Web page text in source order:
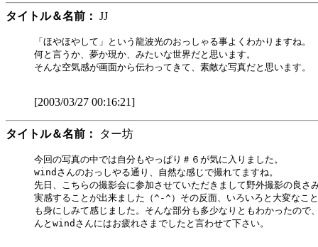
タイトル＆名前： JJ
「ほやほやして」という龍波光のおっしゃる事よくわかりますね。
何と言うか、夢か現か、みたいな世界だと思います。
そんな空気感が画面から伝わってきて、素敵な写真だと思います。
[2003/03/27 00:16:21]
タイトル＆名前： ター坊
今回の写真の中では自分もやっぱり＃６が気に入りました。
windさんのおっしやる通り、自然な感じで撮れてますね。
先日、こちらの撮影会に参加させていただきまして野外撮影の良さ
実感することが出来ました（^-^）その反面、いろいろと大変なこ
も身にしみて感じました。そんな部分も多少なりともわかったので
んとwindさんにはお疲れさまでしたと言わせて下さい。